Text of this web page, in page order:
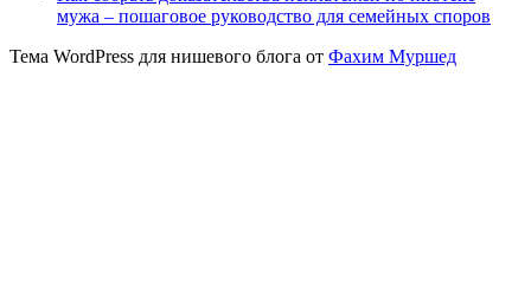
мужа – пошаговое руководство для семейных споров
Тема WordPress для нишевого блога от Фахим Муршед